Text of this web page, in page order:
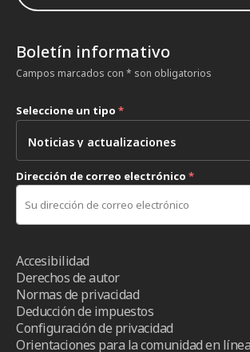
Boletín informativo
Campos marcados con * son obligatorios
Seleccione un tipo *
Dirección de correo electrónico *
Accesibilidad
Derechos de autor
Normas de privacidad
Deducción de impuestos
Configuración de privacidad
Orientaciones para la comunidad en línea